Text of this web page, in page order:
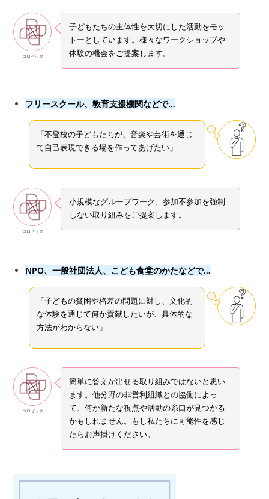
コロゼッタ
子どもたちの主体性を大切にした活動をモッ
トーとしています。様々なワークショップや
体験の機会をご提案します。
フリースクール、教育支援機関などで…
「不登校の子どもたちが、音楽や芸術を通じ
て自己表現できる場を作ってあげたい」
コロゼッタ
小規模なグループワーク、参加不参加を強制
しない取り組みをご提案します。
NPO、一般社団法人、こども食堂のかたなどで…
「子どもの貧困や格差の問題に対し、文化的
な体験を通じて何か貢献したいが、具体的な
方法がわからない」
コロゼッタ
簡単に答えが出せる取り組みではないと思い
ます。他分野の非営利組織との協働によっ
て、何か新たな視点や活動の糸口が見つかる
かもしれません。もし私たちに可能性を感じ
たらお声掛けください。